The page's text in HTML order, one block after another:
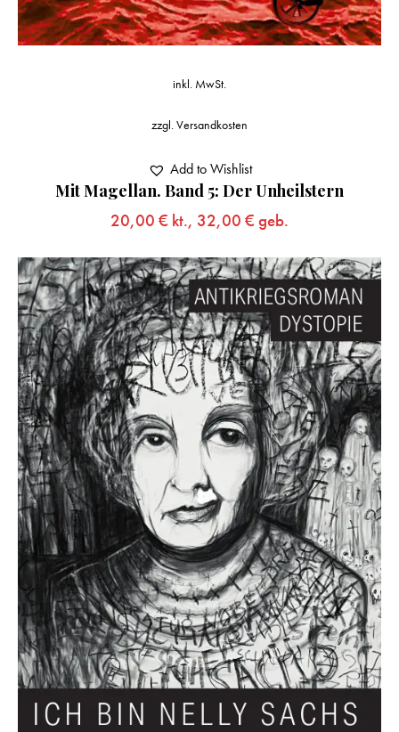
Mit Magellan. Band 5: Der Unheilstern
20,00 € kt., 32,00 € geb.
inkl. MwSt.
zzgl.Versandkosten
Add to Wishlist